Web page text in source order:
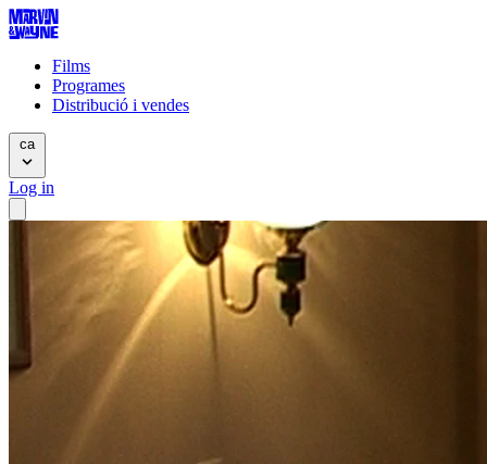
Films
Programes
Distribució i vendes
ca
Log in